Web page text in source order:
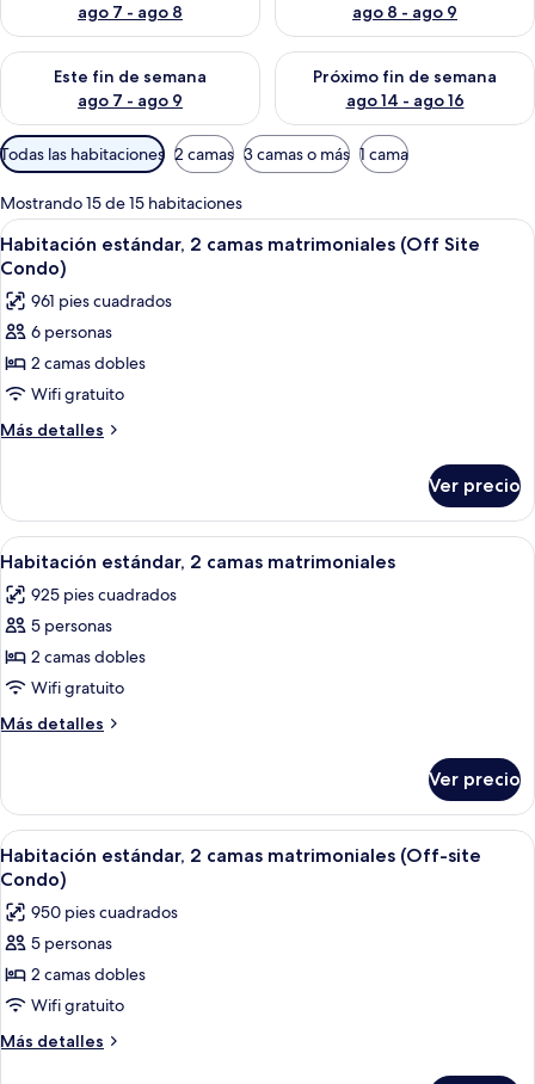
ago 7 - ago 8
ago 8 - ago 9
Este fin de semana
ago 7 - ago 9
Consulta la disponibilidad para este fin de semana ago 7 -
Próximo fin de semana
ago 14 - ago 16
Consulta la disponibilidad
Filtros
disponibles
para
las
habitaciones
Todas las habitaciones 2 camas 3 camas o más 1 cama
Mostrando 15 de 15 habitaciones
Abrir
todas
las
fotos
de
Habitación
estándar,
2
(Off
Site
Condo)
Caja de seguridad en la habitación y
5
Habitación estándar, 2 camas matrimoniales (Off Site
Condo)
961 pies cuadrados
6 personas
2 camas dobles
Wifi gratuito
Más detalles
Más
estándar,
camas
(Off
Site
Ver precio
Abrir
todas
las
fotos
de
Habitación
estándar,
2
matrimoniales
Una cocina compacta con armarios
1
Habitación estándar, 2 camas matrimoniales
925 pies cuadrados
5 personas
2 camas dobles
Wifi gratuito
Más detalles
Más
estándar,
camas
matrimoniales
Ver precio
Abrir
todas
las
fotos
de
Habitación
estándar,
2
8
Habitación estándar, 2 camas matrimoniales (Off-site
Condo)
950 pies cuadrados
5 personas
2 camas dobles
Wifi gratuito
Más detalles
Más